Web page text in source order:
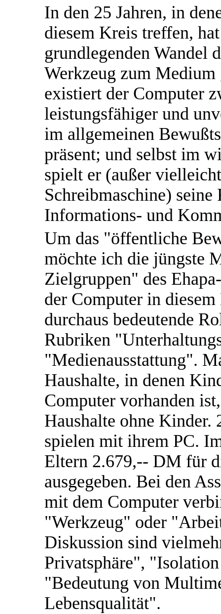
In den 25 Jahren, in
diesem Kreis treffen,
grundlegenden Wandel
Werkzeug zum
existiert der Computer
leistungsfähiger und
im allgemeinen
präsent; und selbst im
spielt er (außer
Schreibmaschine)
Informations- und
Um das "öffentliche
möchte ich die jüngste
Zielgruppen" des
der Computer in
durchaus bedeutende
Rubriken
"Medienausstattung".
Haushalte, in denen
Computer vorhanden
Haushalte ohne
spielen mit ihrem PC.
Eltern 2.679,-- DM für
ausgegeben. Bei den
mit dem Computer
"Werkzeug" oder
Diskussion sind
Privatsphäre",
"Bedeutung von
Lebensqualität".